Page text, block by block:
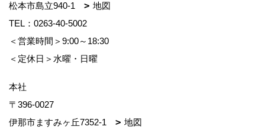
松本市島立940-1
地図
TEL： 0263-40-5002
＜営業時間＞9:00～18:30
＜定休日＞水曜・日曜
本社
〒396-0027
伊那市ますみヶ丘7352-1
地図